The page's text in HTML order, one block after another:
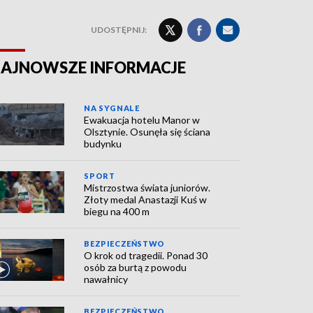
UDOSTĘPNIJ:
INFORMACJE
NA SYGNALE
Ewakuacja hotelu Manor w
Olsztynie. Osunęła się ściana
budynku
SPORT
Mistrzostwa świata juniorów.
Złoty medal Anastazji Kuś w
biegu na 400 m
BEZPIECZEŃSTWO
O krok od tragedii. Ponad 30
osób za burtą z powodu
nawałnicy